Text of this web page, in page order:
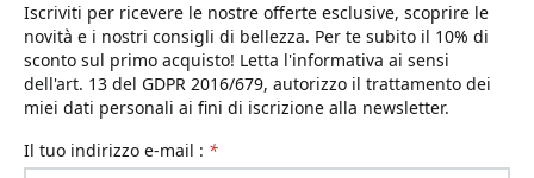
Iscriviti per ricevere le nostre offerte esclusive, scoprire le
novità e i nostri consigli di bellezza. Per te subito il 10% di
sconto sul primo acquisto! Letta l'informativa ai sensi
dell'art. 13 del GDPR 2016/679, autorizzo il trattamento dei
miei dati personali ai fini di iscrizione alla newsletter.
il tuo indirizzo e-mail : *